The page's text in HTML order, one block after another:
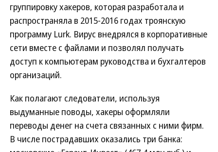
группировку хакеров, которая разработала и
распространяла в 2015-2016 годах троянскую
программу Lurk. Вирус внедрялся в корпоративные
сети вместе с файлами и позволял получать
доступ к компьютерам руководства и бухгалтеров
организаций.
Как полагают следователи, используя
выдуманные поводы, хакеры оформляли
переводы денег на счета связанных с ними фирм.
В числе пострадавших оказались три банка: